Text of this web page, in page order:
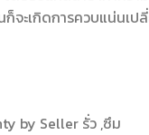
จะเกิดการควบแน่นเป
by Seller รั่ว ,ซึม